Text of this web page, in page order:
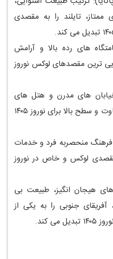
تایلند را به مقصدی
های رده بالا و آرامش
ترین مقصدهای لوکس نوروز
های مدرن و هتل های
ممتاز، اروپا را به گزینه ای متفاوت و سطح بالا برای نوروز ۱۴۰۵
فرهنگ منحصربه فرد و خدمات
لوکس و خاص در نوروز
هیجان انگیز، طبیعت بی
جنوبی را به یکی از
کند.